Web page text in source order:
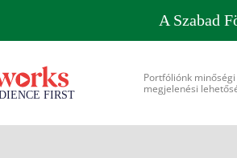
A Szabad
Portfóliónk
megjelenési